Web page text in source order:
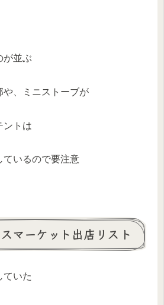
が並ぶ
や、ミニストーブが
ントは
ているので要注意
マーケット出店リスト
ていた